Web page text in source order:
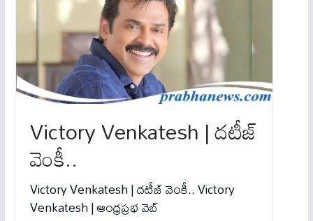
Victory Venkatesh | దటీజ్
వెంకీ..
Victory Venkatesh | దటీజ్ వెంకీ.. Victory
Venkatesh | ఆంధ్రప్రభ వెబ్